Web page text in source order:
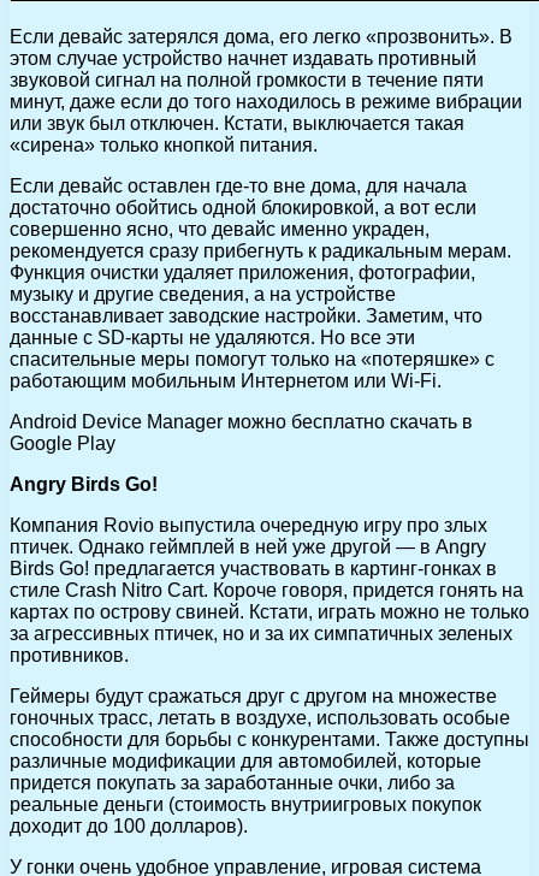
Если девайс затерялся дома, его легко «прозвонить». В
этом случае устройство начнет издавать противный
звуковой сигнал на полной громкости в течение пяти
минут, даже если до того находилось в режиме вибрации
или звук был отключен. Кстати, выключается такая
«сирена» только кнопкой питания.
Если девайс оставлен где-то вне дома, для начала
достаточно обойтись одной блокировкой, а вот если
совершенно ясно, что девайс именно украден,
рекомендуется сразу прибегнуть к радикальным мерам.
Функция очистки удаляет приложения, фотографии,
музыку и другие сведения, а на устройстве
восстанавливает заводские настройки. Заметим, что
данные с SD-карты не удаляются. Но все эти
спасительные меры помогут только на «потеряшке» с
работающим мобильным Интернетом или Wi-Fi.
Android Device Manager можно бесплатно скачать в
Google Play
Angry Birds Go!
Компания Rovio выпустила очередную игру про злых
птичек. Однако геймплей в ней уже другой — в Angry
Birds Go! предлагается участвовать в картинг-гонках в
стиле Crash Nitro Cart. Короче говоря, придется гонять на
картах по острову свиней. Кстати, играть можно не только
за агрессивных птичек, но и за их симпатичных зеленых
противников.
Геймеры будут сражаться друг с другом на множестве
гоночных трасс, летать в воздухе, использовать особые
способности для борьбы с конкурентами. Также доступны
различные модификации для автомобилей, которые
придется покупать за заработанные очки, либо за
реальные деньги (стоимость внутриигровых покупок
доходит до 100 долларов).
У гонки очень удобное управление, игровая система